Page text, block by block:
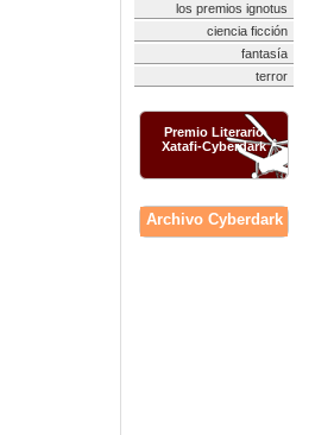
los premios ignotus
ciencia ficción
fantasía
terror
Premio Literario
Xatafi-Cyberdark
Archivo Cyberdark